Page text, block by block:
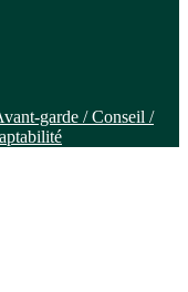
garde / Conseil /